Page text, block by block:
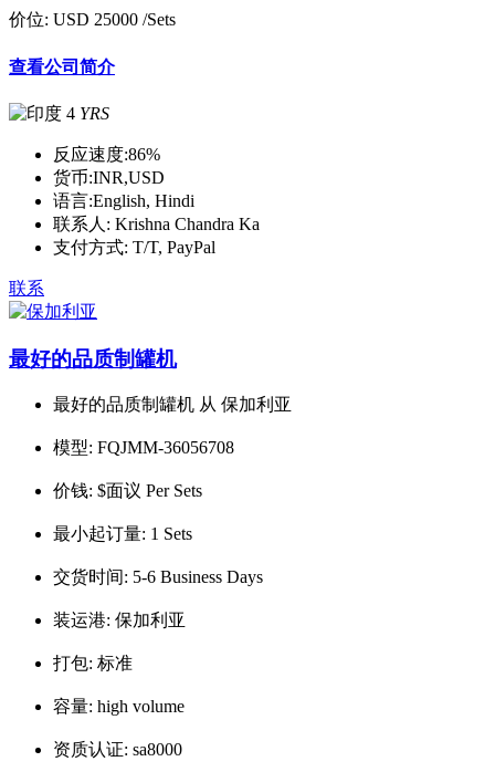
价位: USD 25000 /Sets
查看公司简介
4 YRS
反应速度:86%
货币:INR,USD
语言:English, Hindi
联系人: Krishna Chandra Ka
支付方式: T/T, PayPal
联系
最好的品质制罐机
最好的品质制罐机 从 保加利亚
模型: FQJMM-36056708
价钱: $面议 Per Sets
最小起订量: 1 Sets
交货时间: 5-6 Business Days
装运港: 保加利亚
打包: 标准
容量: high volume
资质认证: sa8000